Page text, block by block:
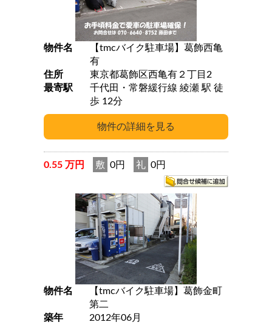
物件名
【tmcバイク駐車場】葛飾西亀
有
住所
東京都葛飾区西亀有２丁目2
最寄駅
千代田・常磐緩行線 綾瀬 駅 徒
歩 12分
0.55 万円 敷 0円 礼 0円
物件名
【tmcバイク駐車場】葛飾金町
第二
築年
2012年06月